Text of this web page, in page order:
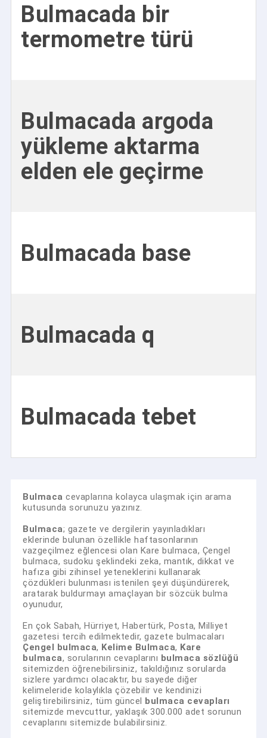
Bulmacada bir
termometre türü
Bulmacada argoda
yükleme aktarma
elden ele geçirme
Bulmacada base
Bulmacada q
Bulmacada tebet
Bulmaca cevaplarına kolayca ulaşmak için arama
kutusunda sorunuzu yazınız.
Bulmaca; gazete ve dergilerin yayınladıkları
eklerinde bulunan özellikle haftasonlarının
vazgeçilmez eğlencesi olan Kare bulmaca, Çengel
bulmaca, sudoku şeklindeki zeka, mantık, dikkat ve
hafıza gibi zihinsel yeteneklerini kullanarak
çözdükleri bulunması istenilen şeyi düşündürerek,
aratarak buldurmayı amaçlayan bir sözcük bulma
oyunudur,
En çok Sabah, Hürriyet, Habertürk, Posta, Milliyet
gazetesi tercih edilmektedir, gazete bulmacaları
Çengel bulmaca, Kelime Bulmaca, Kare
bulmaca, sorularının cevaplarını bulmaca sözlüğü
sitemizden öğrenebilirsiniz, takıldığınız sorularda
sizlere yardımcı olacaktır, bu sayede diğer
kelimeleride kolaylıkla çözebilir ve kendinizi
geliştirebilirsiniz, tüm güncel bulmaca cevapları
sitemizde mevcuttur, yaklaşık 300.000 adet sorunun
cevaplarını sitemizde bulabilirsiniz.